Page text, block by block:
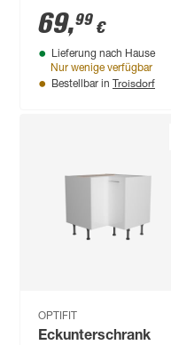
Erik290' eichefarben
60 x 87 x 58,4 cm
69,99 €
Lieferung nach Hause
Nur wenige verfügbar
Bestellbar in Troisdorf
OPTIFIT
Eckunterschrank